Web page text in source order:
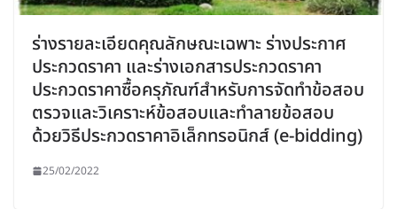
ร่างรายละเอียดคุณลักษณะเฉพาะ ร่างประกาศ
ประกวดราคา และร่างเอกสารประกวดราคา
ประกวดราคาซื้อครุภัณฑ์สำหรับการจัดทำข้อสอบ
ตรวจและวิเคราะห์ข้อสอบและทำลายข้อสอบ
ด้วยวิธีประกวดราคาอิเล็กทรอนิกส์ (e-bidding)
25/02/2022